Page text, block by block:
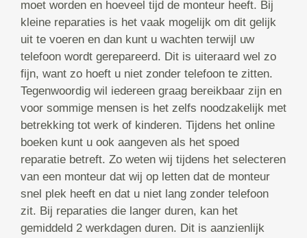
moet worden en hoeveel tijd de monteur heeft. Bij
kleine reparaties is het vaak mogelijk om dit gelijk
uit te voeren en dan kunt u wachten terwijl uw
telefoon wordt gerepareerd. Dit is uiteraard wel zo
fijn, want zo hoeft u niet zonder telefoon te zitten.
Tegenwoordig wil iedereen graag bereikbaar zijn en
voor sommige mensen is het zelfs noodzakelijk met
betrekking tot werk of kinderen. Tijdens het online
boeken kunt u ook aangeven als het spoed
reparatie betreft. Zo weten wij tijdens het selecteren
van een monteur dat wij op letten dat de monteur
snel plek heeft en dat u niet lang zonder telefoon
zit. Bij reparaties die langer duren, kan het
gemiddeld 2 werkdagen duren. Dit is aanzienlijk